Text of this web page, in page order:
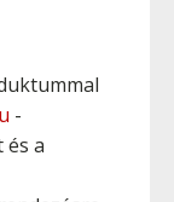
-
a